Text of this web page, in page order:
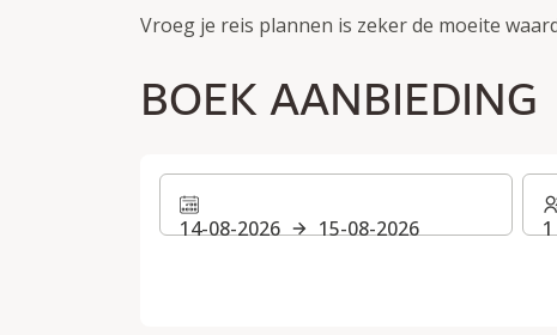
Vroeg je reis plannen is zeker de moeite
BOEK AANBIEDING
14-08-2026 15-08-2026